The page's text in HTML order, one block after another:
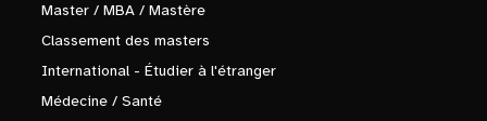
Master / MBA / Mastère
Classement des masters
International - Étudier à l'étranger
Médecine / Santé